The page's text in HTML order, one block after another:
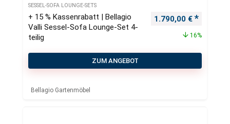
SESSEL-SOFA LOUNGE-SETS
+ 15 % Kassenrabatt | Bellagio
Valli Sessel-Sofa Lounge-Set 4-
teilig
Ursprünglicher
1.790,00 €
16%
ZUM ANGEBOT
Bellagio Gartenmöbel